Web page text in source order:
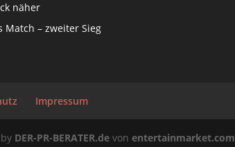
näher
Match – zweiter Sieg
Impressum
DER-PR-BERATER.de vonentertainmarket.com